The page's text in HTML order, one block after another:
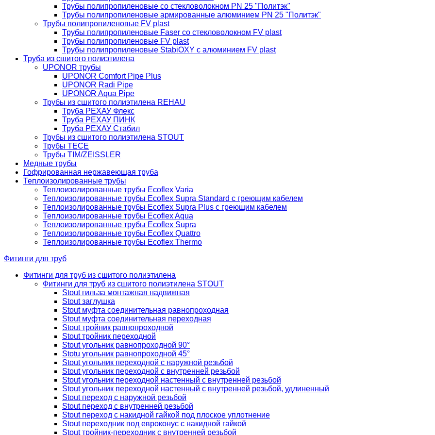
Трубы полипропиленовые со стекловолокном PN 25 "Политэк"
Трубы полипропиленовые армированные алюминием PN 25 "Политэк"
Трубы полипропиленовые FV plast
Трубы полипропиленовые Faser со стекловолокном FV plast
Трубы полипропиленовые FV plast
Трубы полипропиленовые StabiOXY с алюминием FV plast
Труба из сшитого полиэтилена
UPONOR трубы
UPONOR Comfort Pipe Plus
UPONOR Radi Pipe
UPONOR Aqua Pipe
Трубы из сшитого полиэтилена REHAU
Труба РЕХАУ Флекс
Труба РЕХАУ ПИНК
Труба РЕХАУ Стабил
Трубы из сшитого полиэтилена STOUT
Трубы TECE
Трубы TIM/ZEISSLER
Медные трубы
Гофрированная нержавеющая труба
Теплоизолированные трубы
Теплоизолированные трубы Ecoflex Varia
Теплоизолированные трубы Ecoflex Supra Standard с греющим кабелем
Теплоизолированные трубы Ecoflex Supra Plus с греющим кабелем
Теплоизолированные трубы Ecoflex Aqua
Теплоизолированные трубы Ecoflex Supra
Теплоизолированные трубы Ecoflex Quattro
Теплоизолированные трубы Ecoflex Thermo
Фитинги для труб
Фитинги для труб из сшитого полиэтилена
Фитинги для труб из сшитого полиэтилена STOUT
Stout гильза монтажная надвижная
Stout заглушка
Stout муфта соединительная равнопроходная
Stout муфта соединительная переходная
Stout тройник равнопроходной
Stout тройник переходной
Stout угольник равнопроходной 90°
Stotu угольник равнопроходной 45°
Stout угольник переходной с наружной резьбой
Stout угольник переходной с внутренней резьбой
Stout угольник переходной настенный с внутренней резьбой
Stout угольник переходной настенный с внутренней резьбой, удлиненный
Stout переход с наружной резьбой
Stout переход с внутренней резьбой
Stout переход с накидной гайкой под плоское уплотнение
Stout переходник под евроконус с накидной гайкой
Stout тройник-переходник с внутренней резьбой